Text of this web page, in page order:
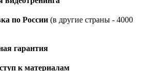
по России (в другие страны - 4000
гарантия
к материалам